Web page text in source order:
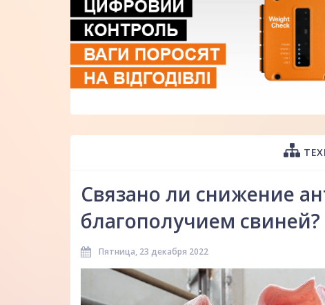
Связано ли снижение
благополучием свиней?
Пятница, 23 декабря 2022